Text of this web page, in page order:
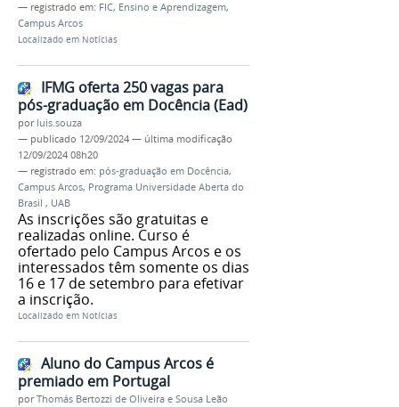
— registrado em: FIC, Ensino e Aprendizagem,
Campus Arcos
Localizado em Notícias
IFMG oferta 250 vagas para
pós-graduação em Docência (Ead)
por luis.souza
— publicado 12/09/2024 — última modificação
12/09/2024 08h20
— registrado em: pós-graduação em Docência,
Campus Arcos, Programa Universidade Aberta do
Brasil , UAB
As inscrições são gratuitas e
realizadas online. Curso é
ofertado pelo Campus Arcos e os
interessados têm somente os dias
16 e 17 de setembro para efetivar
a inscrição.
Localizado em Notícias
Aluno do Campus Arcos é
premiado em Portugal
porThomás Bertozzi de Oliveira e Sousa Leão